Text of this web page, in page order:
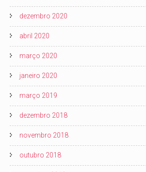
dezembro 2020
abril 2020
março 2020
janeiro 2020
março 2019
dezembro 2018
novembro 2018
outubro 2018